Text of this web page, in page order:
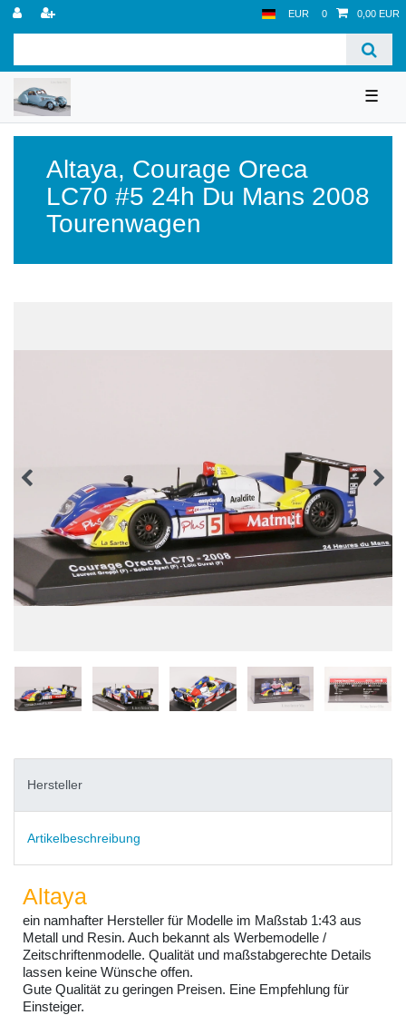
EUR 0 0,00 EUR
☰
Altaya, Courage Oreca
LC70 #5 24h Du Mans 2008
Tourenwagen
Hersteller
Artikelbeschreibung
Altaya
ein namhafter Hersteller für Modelle im Maßstab 1:43 aus
Metall und Resin. Auch bekannt als Werbemodelle /
Zeitschriftenmodelle. Qualität und maßstabgerechte Details
lassen keine Wünsche offen.
Gute Qualität zu geringen Preisen. Eine Empfehlung für
Einsteiger.